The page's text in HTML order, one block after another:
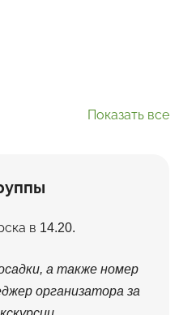
Показать все
в 14.20.
а также номер
организатора за